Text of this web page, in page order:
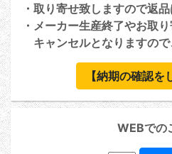
・取り寄せ致しますので返
・メーカー生産終了やお取
キャンセルとなりますので
【納期の確認を
WEBでの